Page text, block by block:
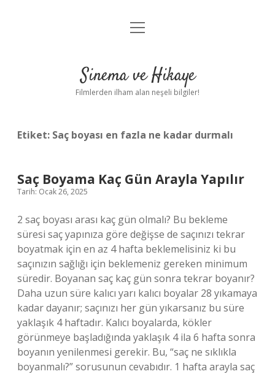
Gizlilik Politikası
Yasal Uyarı
menüyü
Sinema ve Hikaye
Filmlerden ilham alan neşeli bilgiler!
Etiket: Saç boyası en fazla ne kadar durmalı
Saç Boyama Kaç Gün Arayla Yapılır
Tarih: Ocak 26, 2025
2 saç boyası arası kaç gün olmalı? Bu bekleme
süresi saç yapınıza göre değişse de saçınızı tekrar
boyatmak için en az 4 hafta beklemelisiniz ki bu
saçınızın sağlığı için beklemeniz gereken minimum
süredir. Boyanan saç kaç gün sonra tekrar boyanır?
Daha uzun süre kalıcı yarı kalıcı boyalar 28 yıkamaya
kadar dayanır; saçınızı her gün yıkarsanız bu süre
yaklaşık 4 haftadır. Kalıcı boyalarda, kökler
görünmeye başladığında yaklaşık 4 ila 6 hafta sonra
boyanın yenilenmesi gerekir. Bu, “saç ne sıklıkla
boyanmalı?” sorusunun cevabıdır. 1 hafta arayla saç